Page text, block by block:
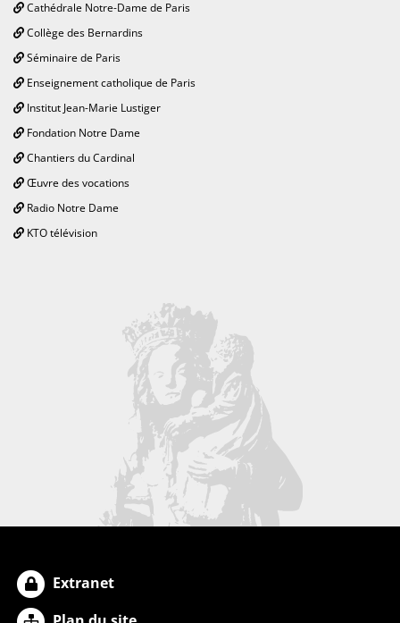
Cathédrale Notre-Dame de Paris
Collège des Bernardins
Séminaire de Paris
Enseignement catholique de Paris
Institut Jean-Marie Lustiger
Fondation Notre Dame
Chantiers du Cardinal
Œuvre des vocations
Radio Notre Dame
KTO télévision
Extranet